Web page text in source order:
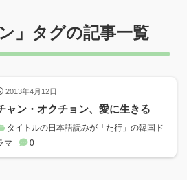
」タグの記事一覧
2013年4月12日
ャン・オクチョン、愛に生きる
タイトルの日本語読みが「た行」の韓国ド
マ
0